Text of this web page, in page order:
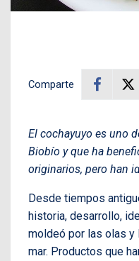
Comparte
El cochayuyo es uno
Biobío y que ha
originarios, pero han
Desde tiempos
historia, desarrollo,
moldeó por las olas
mar. Productos que